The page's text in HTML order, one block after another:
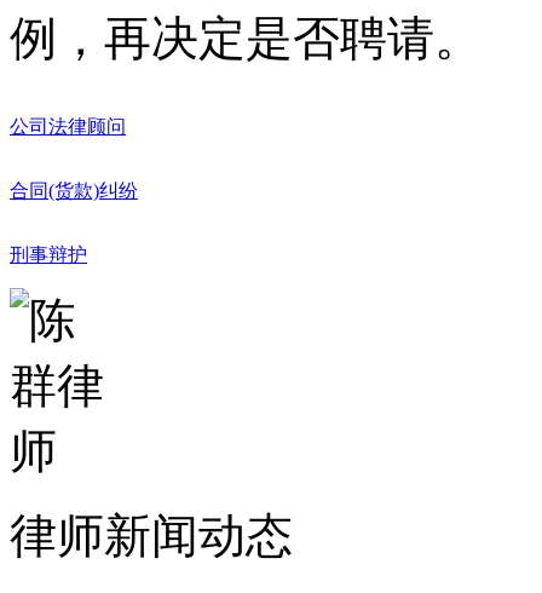
例，再决定是否聘请。
公司法律顾问
合同(货款)纠纷
刑事辩护
律师新闻动态